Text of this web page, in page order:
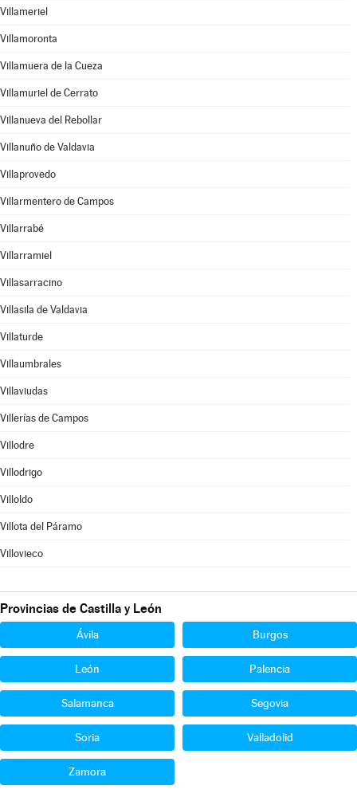
Villameriel
Villamoronta
Villamuera de la Cueza
Villamuriel de Cerrato
Villanueva del Rebollar
Villanuño de Valdavia
Villaprovedo
Villarmentero de Campos
Villarrabé
Villarramiel
Villasarracino
Villasila de Valdavia
Villaturde
Villaumbrales
Villaviudas
Villerías de Campos
Villodre
Villodrigo
Villoldo
Villota del Páramo
Villovieco
Provincias de Castilla y León
Ávila Burgos
León Palencia
Salamanca Segovia
Soria Valladolid
Zamora